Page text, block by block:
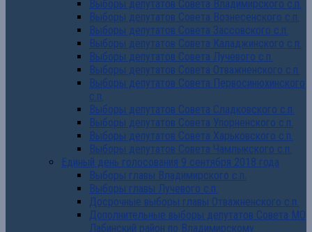
Выборы депутатов Совета Владимирского с.п.
Выборы депутатов Совета Вознесенского с.п.
Выборы депутатов Совета Зассовского с.п.
Выборы депутатов Совета Каладжинского с.п.
Выборы депутатов Совета Лучевого с.п.
Выборы депутатов Совета Отважненского с.п.
Выборы депутатов Совета Первосинюхинского
с.п.
Выборы депутатов Совета Сладковского с.п.
Выборы депутатов Совета Упорненского с.п.
Выборы депутатов Совета Харьковского с.п.
Выборы депутатов Совета Чамлыкского с.п.
Единый день голосования 9 сентября 2018 года
Выборы главы Владимирского с.п.
Выборы главы Лучевого с.п.
Досрочные выборы главы Отважненского с.п.
Дополнительные выборы депутатов Совета МО
Лабинский район по Владимирскому